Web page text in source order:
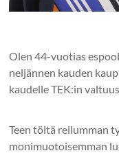
Olen 44-vuotias
neljännen kauden
kaudelle TEK:in
Teen töitä reilumman
monimuotoisemman